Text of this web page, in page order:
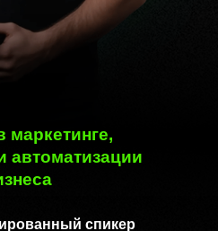
спикер
маркетинге,
автоматизации